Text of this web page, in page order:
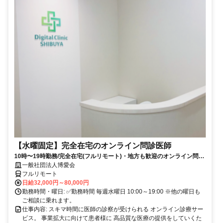
【水曜固定】完全在宅のオンライン問診医師
10時〜19時勤務/完全在宅(フルリモート)・地方も歓迎のオンライン問診
業務一般社団法人博愛会
フルリモート
日給32,000円～80,000円
勤務時間・曜日: ✅勤務時間 毎週水曜日 10:00～19:00 ※他の曜日も
ご相談に乗れます。
仕事内容: スキマ時間に医師の診察が受けられる オンライン診療サー
ビス。 事業拡大に向けて患者様に 高品質な医療の提供をしていくた